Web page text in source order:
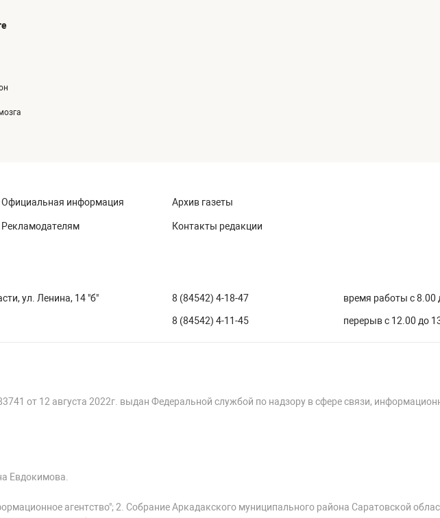
Официальная информация
Рекламодателям
Архив газеты
Контакты редакции
ул. Ленина, 14 "б" 8 (84542) 4-18-47
8 (84542) 4-11-45
время работы с 8.00
перерыв с 12.00 до
от 12 августа 2022г. выдан Федеральной службой по надзору в сфере связи,
Евдокимова.
агентство"; 2. Собрание Аркадакского муниципального района Саратовской